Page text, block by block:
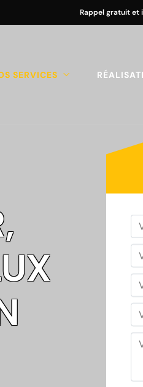
Rappel gratuit et
SERVICES